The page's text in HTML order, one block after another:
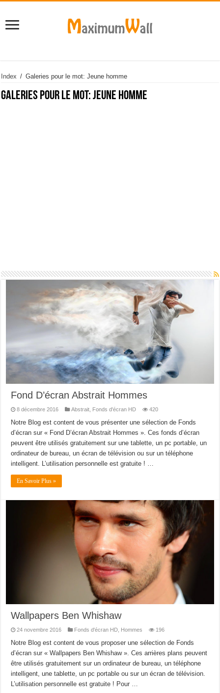
Index / Galeries pour le mot: Jeune homme
Galeries pour le mot:Jeune homme
Fond D’écran Abstrait Hommes
8 décembre 2016 Abstrait Fonds d'écran HD 420
Notre Blog est content de vous présenter une sélection de Fonds
d’écran sur « Fond D’écran Abstrait Hommes ». Ces fonds d’écran
peuvent être utilisés gratuitement sur une tablette, un pc portable, un
ordinateur de bureau, un écran de télévision ou sur un téléphone
intelligent. L’utilisation personnelle est gratuite ! …
En Savoir Plus »
Wallpapers Ben Whishaw
24 novembre 2016 Fonds d'écran HD Hommes 196
Notre Blog est content de vous proposer une sélection de Fonds
d’écran sur « Wallpapers Ben Whishaw ». Ces arrières plans peuvent
être utilisés gratuitement sur un ordinateur de bureau, un téléphone
intelligent, une tablette, un pc portable ou sur un écran de télévision.
L’utilisation personnelle est gratuite ! Pour …